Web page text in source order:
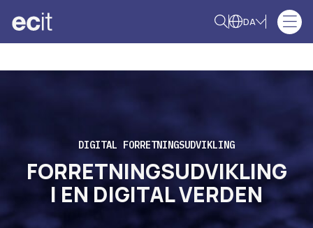
DA
DIGITAL FORRETNINGSUDVIKLING
FORRETNINGSUDVIKLING
I EN DIGITAL VERDEN